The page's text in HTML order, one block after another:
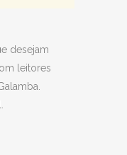
desejam
leitores